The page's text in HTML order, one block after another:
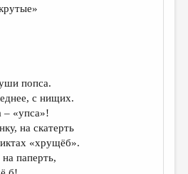
попса.
с нищих.
– «упса»!
на скатерть
«хрущёб».
паперть,